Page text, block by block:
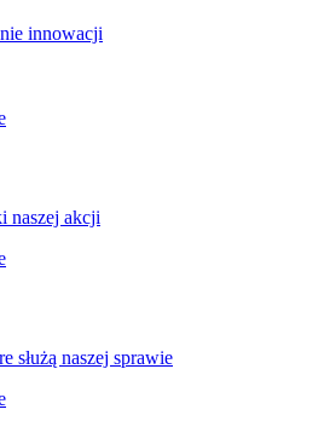
innowacji
naszej akcji
służą naszej sprawie